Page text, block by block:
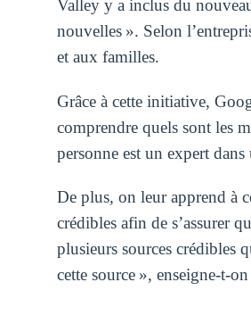
Valley y a inclus du
nouvelles ». Selon
et aux familles.
Grâce à cette initiative,
comprendre quels sont les
personne est un expert
De plus, on leur apprend à
crédibles afin de s’assurer
plusieurs sources crédibles
cette source », enseigne-t-